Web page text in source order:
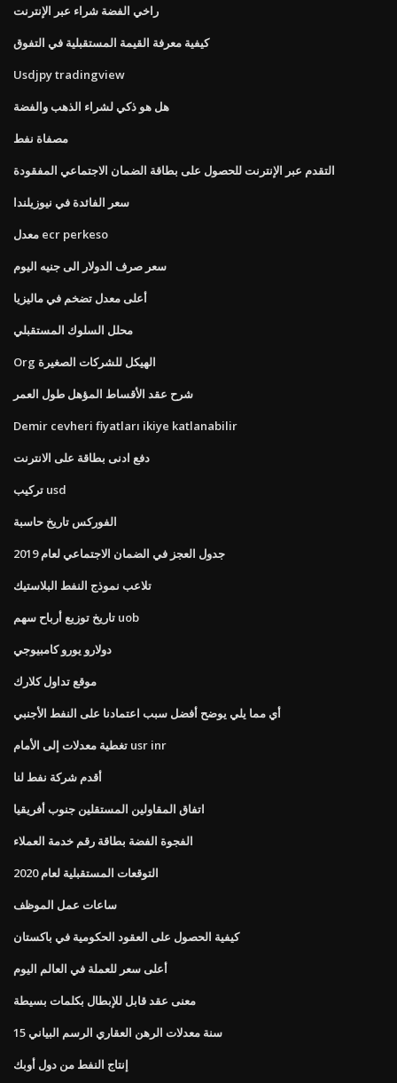
راخي الفضة شراء عبر الإنترنت
كيفية معرفة القيمة المستقبلية في التفوق
Usdjpy tradingview
هل هو ذكي لشراء الذهب والفضة
مصفاة نفط
التقدم عبر الإنترنت للحصول على بطاقة الضمان الاجتماعي المفقودة
سعر الفائدة في نيوزيلندا
معدل ecr perkeso
سعر صرف الدولار الى جنيه اليوم
أعلى معدل تضخم في ماليزيا
محلل السلوك المستقبلي
Org الهيكل للشركات الصغيرة
شرح عقد الأقساط المؤهل طول العمر
Demir cevheri fiyatları ikiye katlanabilir
دفع ادنى بطاقة على الانترنت
تركيب usd
الفوركس تاريخ حاسبة
جدول العجز في الضمان الاجتماعي لعام 2019
تلاعب نموذج النفط البلاستيك
تاريخ توزيع أرباح سهم uob
دولارو يورو كامبيوجي
موقع تداول كلارك
أي مما يلي يوضح أفضل سبب اعتمادنا على النفط الأجنبي
تغطية معدلات إلى الأمام usr inr
أقدم شركة نفط لنا
اتفاق المقاولين المستقلين جنوب أفريقيا
الفجوة الفضة بطاقة رقم خدمة العملاء
التوقعات المستقبلية لعام 2020
ساعات عمل الموظف
كيفية الحصول على العقود الحكومية في باكستان
أعلى سعر للعملة في العالم اليوم
معنى عقد قابل للإبطال بكلمات بسيطة
15 سنة معدلات الرهن العقاري الرسم البياني
إنتاج النفط من دول أوبك